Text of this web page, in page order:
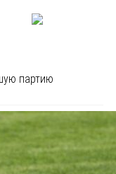
партию